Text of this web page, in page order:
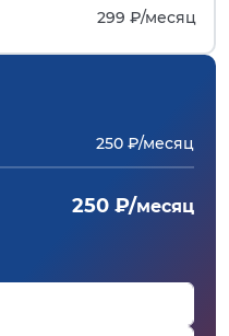
299 ₽/месяц
250 ₽/месяц
250 ₽/месяц